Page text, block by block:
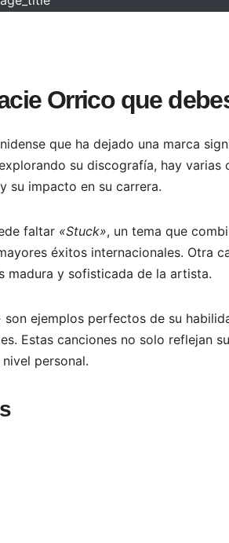
Orrico que
que ha dejado una marca
su discografía, hay varias
su impacto en su carrera.
faltar «Stuck», un tema que
éxitos internacionales. Otra
madura y sofisticada de la artista.
son ejemplos perfectos de su
Estas canciones no solo reflejan
personal.